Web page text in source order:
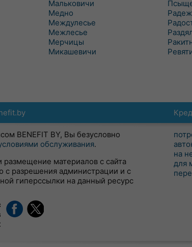
Мальковичи
Медно
Междулесье
Межлесье
Мерчицы
Микашевичи
Радеж
на
для
BENEFIT BY, Вы безусловно
обслуживания.
размещение материалов с сайта
с разрешения администрации и с
гиперссылки на данный ресурс